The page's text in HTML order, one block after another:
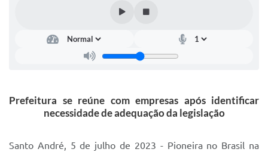
Legislação
Lei de acesso à informação
Mobilidade Urbana Sustentável
Prefeitura se reúne com empresas após identificar
necessidade de adequação da legislação
Santo André, 5 de julho de 2023 - Pioneira no Brasil na